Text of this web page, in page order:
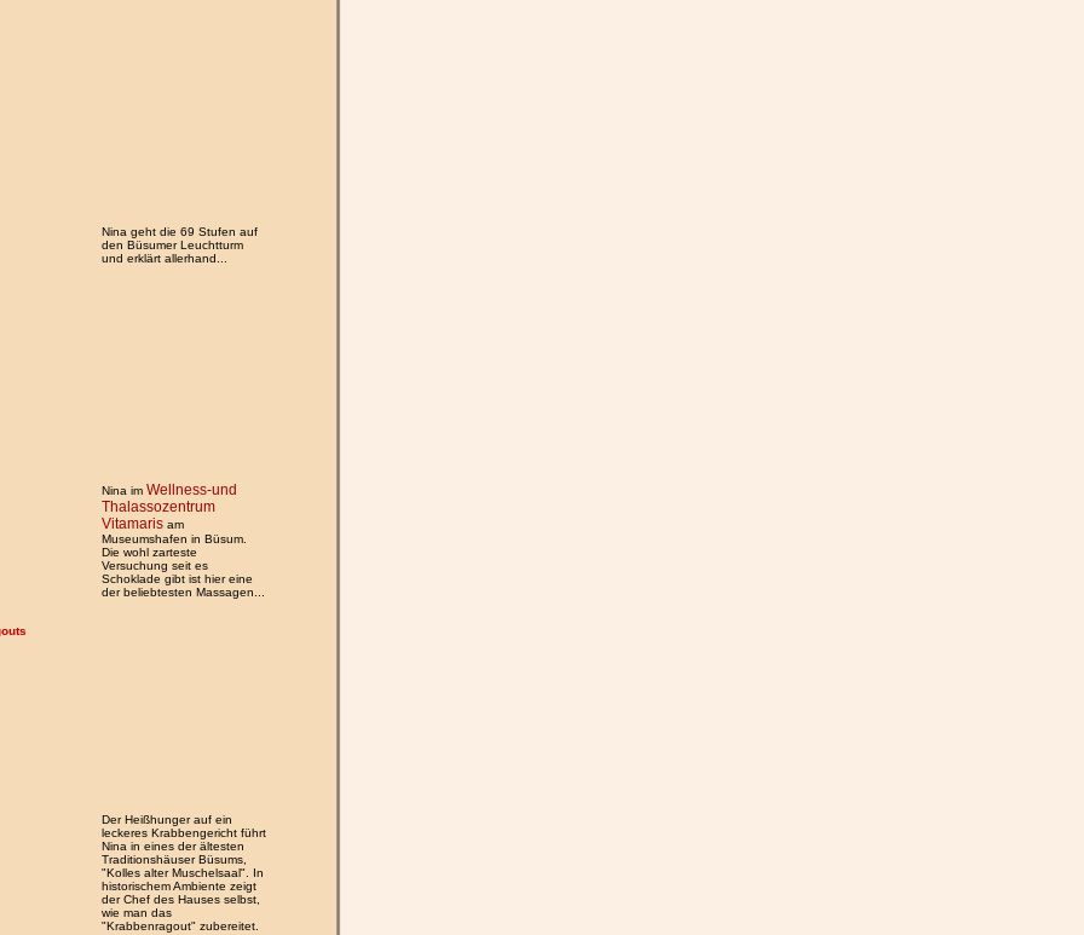
Nina geht die 69 Stufen auf
den Büsumer Leuchtturm
und erklärt allerhand...
Nina im Wellness-und
Thalassozentrum
Vitamarisam
Museumshafen in Büsum.
Die wohl zarteste
Versuchung seit es
Schoklade gibt ist hier eine
der beliebtesten Massagen...
Der Heißhunger auf ein
leckeres Krabbengericht führt
Nina in eines der ältesten
Traditionshäuser Büsums,
"Kolles alter Muschelsaal". In
historischem Ambiente zeigt
der Chef des Hauses selbst,
wie man das
"Krabbenragout" zubereitet.